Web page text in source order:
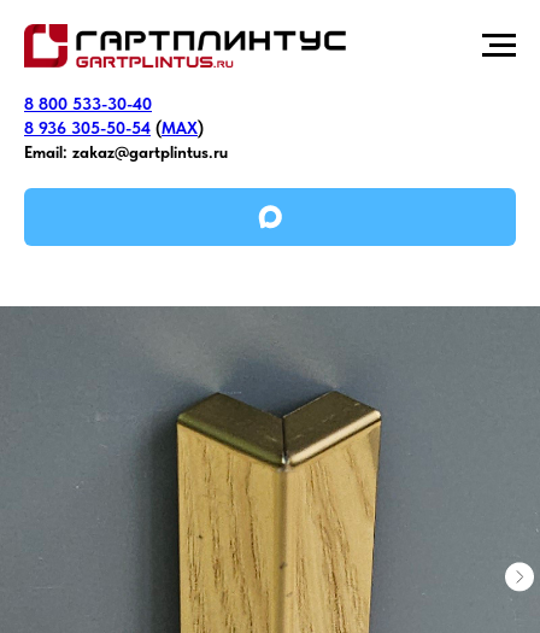
8 800 533-30-40
8 936 305-50-54 (MAX)
Email: zakaz@gartplintus.ru